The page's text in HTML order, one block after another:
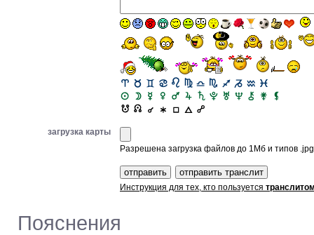
загрузка карты
Разрешена загрузка файлов до 1Мб и типов
Инструкция для тех, кто пользуется
Пояснения